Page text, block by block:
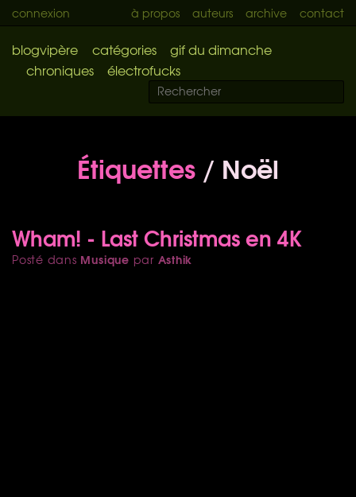
connexion à propos auteurs archive contact
blogvipère catégories
gif du dimanche
chroniques
électrofucks
Étiquettes / Noël
Wham! - Last Christmas en 4K
Posté dans Musique par Asthik